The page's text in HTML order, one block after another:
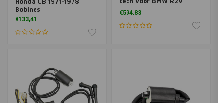
Bobines
€133,41
modellen na 9/1980
€594,83